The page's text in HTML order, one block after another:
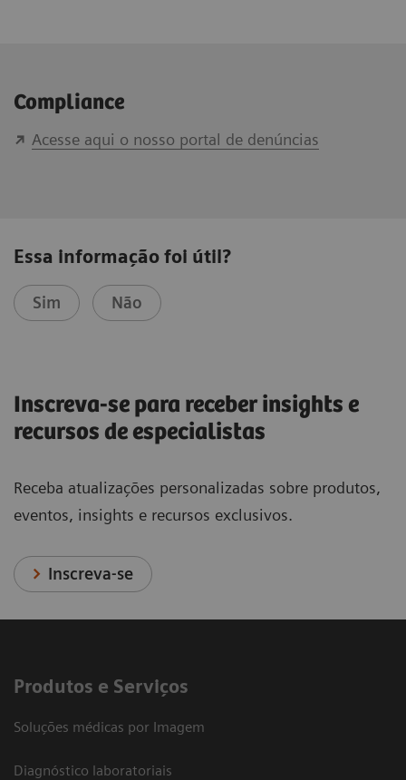
Compliance
Acesse aqui o nosso portal de denúncias
Essa informação foi útil?
Sim Não
Inscreva-se para receber insights e
recursos de especialistas
Receba atualizações personalizadas sobre produtos,
eventos, insights e recursos exclusivos.
Inscreva-se
Produtos e Serviços
Soluções médicas por Imagem
Diagnóstico laboratoriais